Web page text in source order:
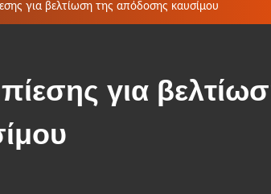
για βελτίωση της απόδοσης καυσίμου
για